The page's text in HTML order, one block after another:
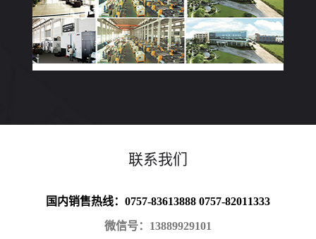
联系我们
国内销售热线：0757-83613888 0757-82011333
微信号：13889929101